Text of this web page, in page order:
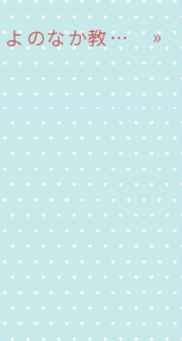
よのなか教室～平岩小中学校9年生～ »